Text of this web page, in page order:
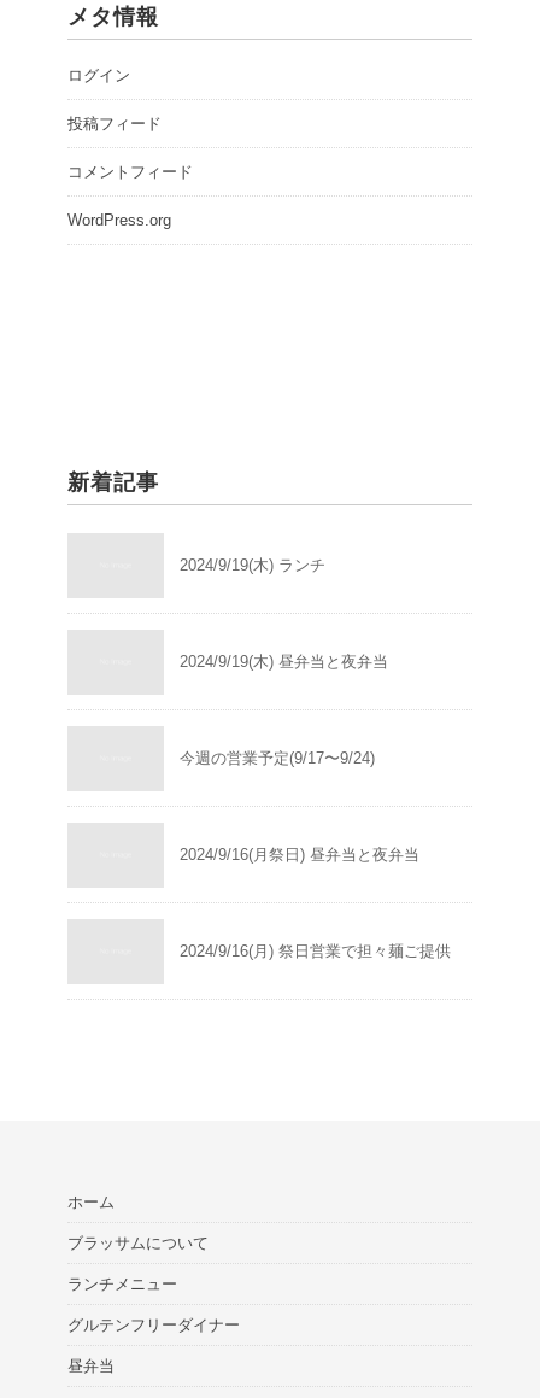
メタ情報
ログイン
投稿フィード
コメントフィード
WordPress.org
新着記事
2024/9/19(木) ランチ
2024/9/19(木) 昼弁当と夜弁当
今週の営業予定(9/17〜9/24)
2024/9/16(月祭日) 昼弁当と夜弁当
2024/9/16(月) 祭日営業で担々麺ご提供
ホーム
ブラッサムについて
ランチメニュー
グルテンフリーダイナー
昼弁当